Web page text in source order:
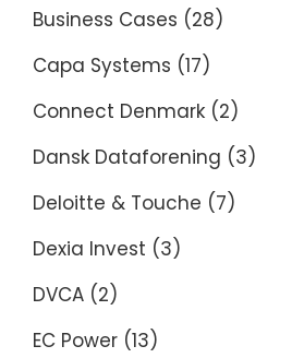
Business Cases (28)
Capa Systems (17)
Connect Denmark (2)
Dansk Dataforening (3)
Deloitte & Touche (7)
Dexia Invest (3)
DVCA (2)
EC Power (13)